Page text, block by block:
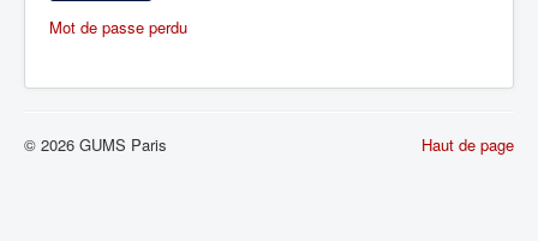
Mot de passe perdu
Haut de page
© 2026 GUMS Paris